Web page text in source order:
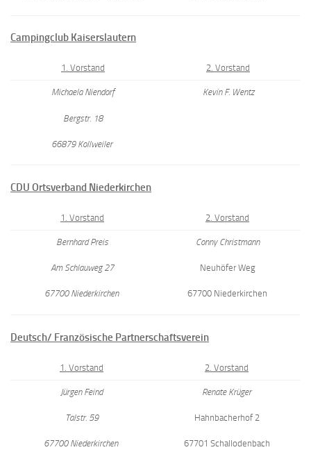
Campingclub Kaiserslautern
1. Vorstand 2. Vorstand
Michaela Niendorf
Bergstr. 18
66879 Kollweiler
Kevin F. Wentz
CDU Ortsverband Niederkirchen
1. Vorstand 2. Vorstand
Bernhard Preis
Am Schlauweg 27
67700 Niederkirchen
Conny Christmann
Neuhöfer Weg
67700 Niederkirchen
Deutsch/ Französische Partnerschaftsverein
1. Vorstand 2. Vorstand
Jürgen Feind
Talstr. 59
67700 Niederkirchen
Renate Krüger
Hahnbacherhof 2
67701 Schallodenbach